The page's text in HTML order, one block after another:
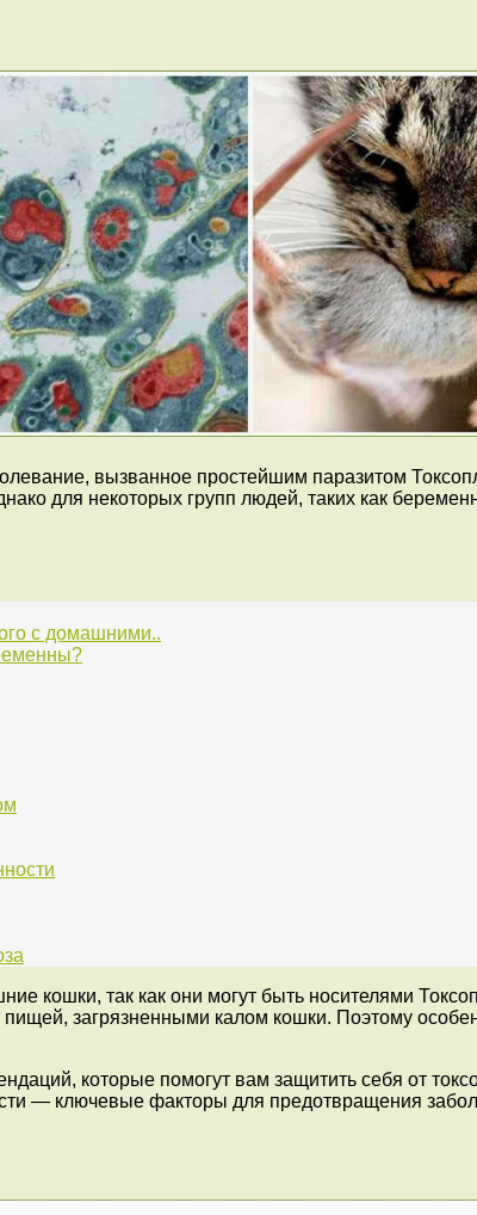
вызванное простейшим паразитом
для некоторых групп людей, таких как
с домашними..
кошки, так как они могут быть носителями
пищей, загрязненными калом кошки. Поэтому
которые помогут вам защитить себя от
— ключевые факторы для предотвращения